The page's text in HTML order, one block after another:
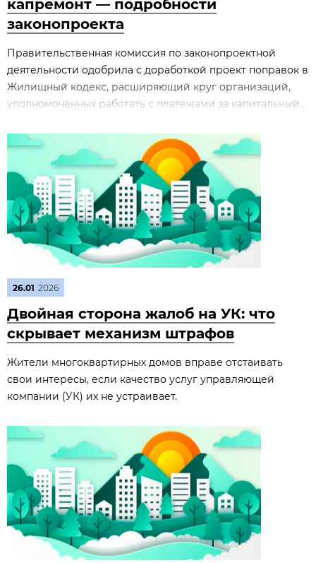
капремонт — подробности
законопроекта
Правительственная комиссия по законопроектной
деятельности одобрила с доработкой проект поправок в
Жилищный кодекс, расширяющий круг организаций,
уполномоченных работать с платежами за капитальный...
26.01 2026
Двойная сторона жалоб на УК: что
скрывает механизм штрафов
Жители многоквартирных домов вправе отстаивать
свои интересы, если качество услуг управляющей
компании (УК) их не устраивает.